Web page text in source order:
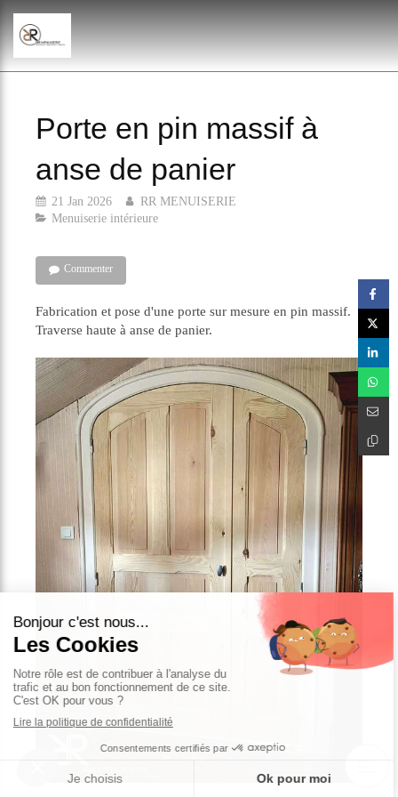
Porte en pin massif à
anse de panier
21 Jan 2026
RR MENUISERIE
Menuiserie intérieure
Commenter
Fabrication et pose d'une porte sur mesure en pin massif.
Traverse haute à anse de panier.